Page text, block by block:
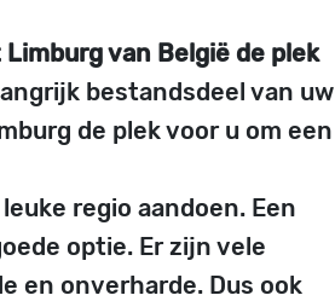
van België de plek
bestandsdeel van uw
de plek voor u om een
regio aandoen. Een
optie. Er zijn vele
en onverharde. Dus ook